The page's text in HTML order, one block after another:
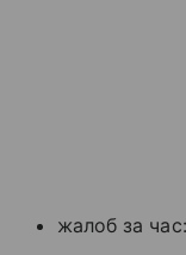
жалоб за